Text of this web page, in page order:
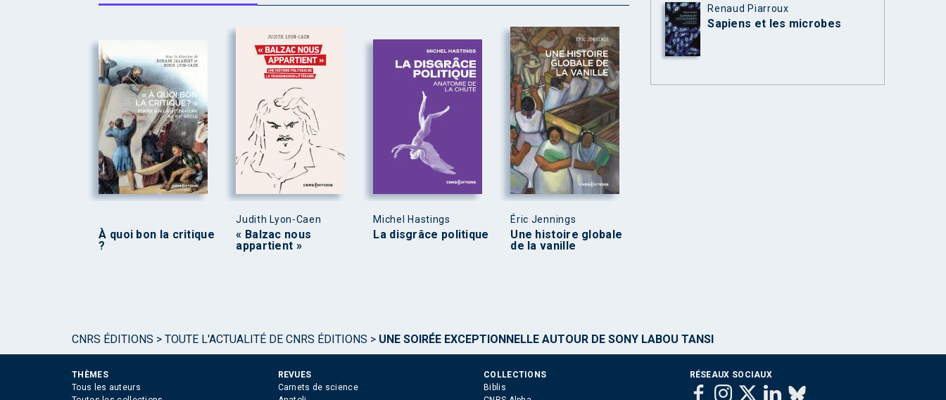
À quoi bon la critique
?
Judith Lyon-Caen
« Balzac nous
appartient »
Michel Hastings
La disgrâce politique
Éric Jennings
Une histoire globale
de la vanille
Renaud Piarroux
Sapiens et les microbes
CNRS ÉDITIONS > TOUTE L'ACTUALITÉ DE CNRS ÉDITIONS > UNE SOIRÉE EXCEPTIONNELLE AUTOUR DE SONY LABOU TANSI
THÈMES
Tous les auteurs
REVUES
Carnets de science
COLLECTIONS
Biblis
RÉSEAUX SOCIAUX